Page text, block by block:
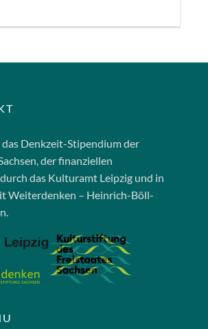
Denkzeit-Stipendium der
der finanziellen
das Kulturamt Leipzig und in
Weiterdenken – Heinrich-Böll-